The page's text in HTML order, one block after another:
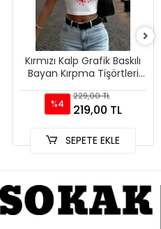
Kırmızı Kalp Grafik Baskılı
Bayan Kırpma Tişörtleri
Boyun Üstleri Sokak
%4
229,00 TL
219,00 TL
SEPETE EKLE